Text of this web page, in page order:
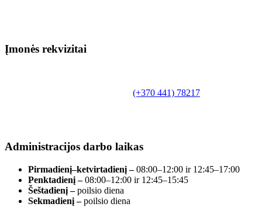
Įmonės rekvizitai
(+370 441) 78217
Administracijos darbo laikas
Pirmadienį–ketvirtadienį –08:00–12:00 ir 12:45–17:00
Penktadienį –08:00–12:00 ir 12:45–15:45
Šeštadienį –poilsio diena
Sekmadienį –poilsio diena